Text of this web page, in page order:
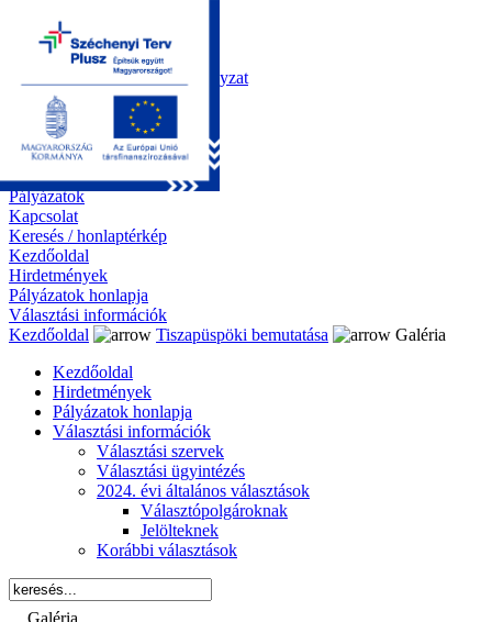
Kezdőoldal
Önkormányzat
Polgármesteri Hivatal
Roma Nemzetiségi Önkormányzat
Elektronikus ügyintézés
Közérdekű információk
Tiszapüspöki bemutatása
Galéria
Díjazottaink
Pályázatok
Kapcsolat
Keresés / honlaptérkép
Kezdőoldal
Hirdetmények
Pályázatok honlapja
Választási információk
Kezdőoldal
Tiszapüspöki bemutatása
Galéria
Kezdőoldal
Hirdetmények
Pályázatok honlapja
Választási információk
Választási szervek
Választási ügyintézés
2024. évi általános választások
Választópolgároknak
Jelölteknek
Korábbi választások
Galéria